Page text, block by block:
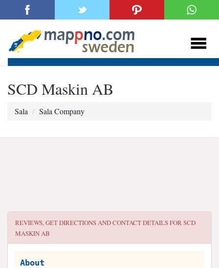
SCD Maskin AB
Sala Sala Company
REVIEWS, GET DIRECTIONS AND CONTACT DETAILS FORSCD
MASKIN AB
About